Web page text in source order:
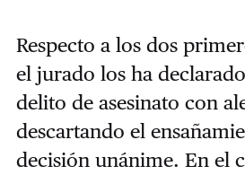
Respecto a los dos
el jurado los ha
delito de asesinato con
descartando el
decisión unánime. En el